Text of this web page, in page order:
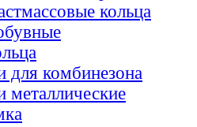
кольца
для комбинезона